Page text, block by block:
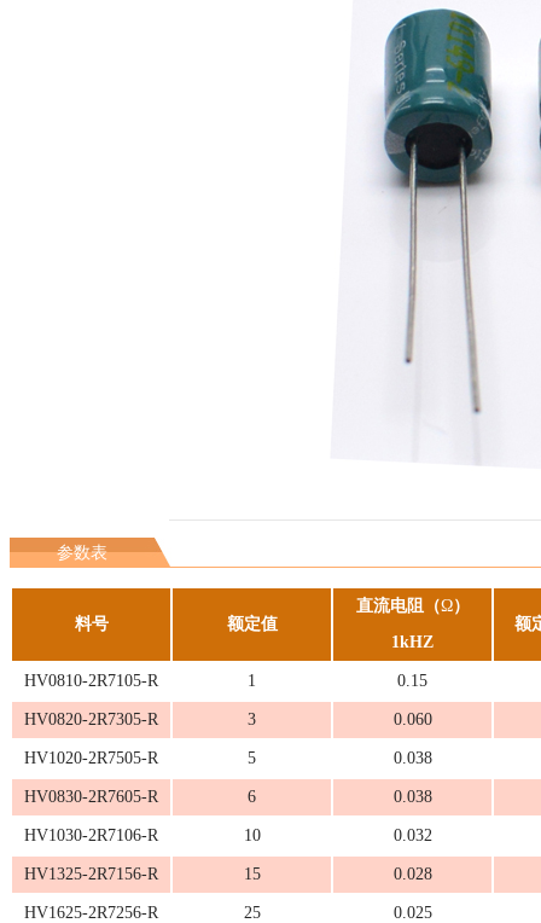
参数表
料号 额定值
直流电阻（Ω）
1kHZ
额
HV0810-2R7105-R 1 0.15
HV0820-2R7305-R 3 0.060
HV1020-2R7505-R 5 0.038
HV0830-2R7605-R 6 0.038
HV1030-2R7106-R 10 0.032
HV1325-2R7156-R 15 0.028
HV1625-2R7256-R 25 0.025